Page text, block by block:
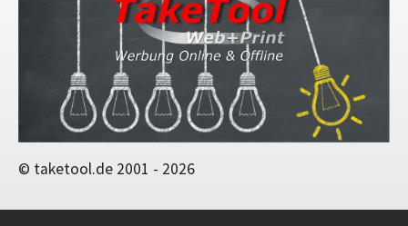
© taketool.de 2001 - 2026